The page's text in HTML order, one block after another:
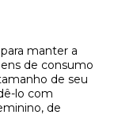
manter a
de consumo
de seu
lo com
de